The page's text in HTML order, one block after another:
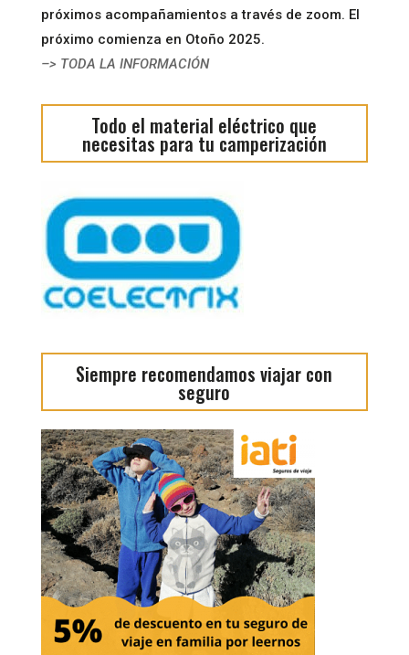
próximos acompañamientos a través de zoom. El
próximo comienza en Otoño 2025.
–> TODA LA INFORMACIÓN
Todo el material eléctrico que
necesitas para tu camperización
Siempre recomendamos viajar con
seguro